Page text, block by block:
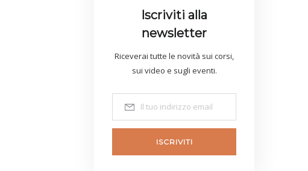
Iscriviti alla
newsletter
Riceverai tutte le novità sui corsi,
sui video e sugli eventi.
ISCRIVITI